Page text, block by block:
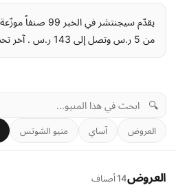
من 5 ر.س وتصل إلى 143 ر.س . آخر تحديث للمنيو: قبل شهرين.
🔍
العروض آساي منيو الشوتس
العروض14 أصناف